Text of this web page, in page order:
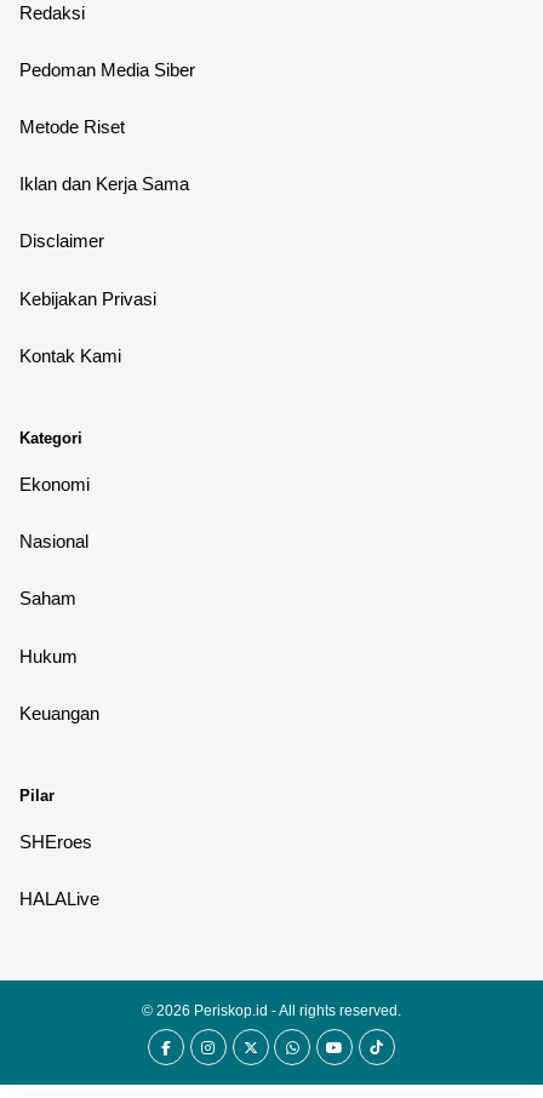
Redaksi
Pedoman Media Siber
Metode Riset
Iklan dan Kerja Sama
Disclaimer
Kebijakan Privasi
Kontak Kami
Kategori
Ekonomi
Nasional
Saham
Hukum
Keuangan
Pilar
SHEroes
HALALive
© 2026 Periskop.id - All rights reserved.